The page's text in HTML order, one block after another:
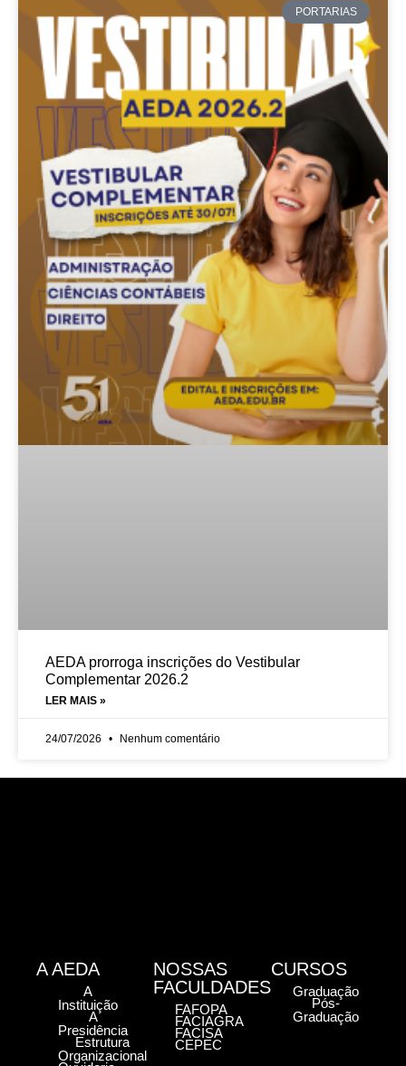
PORTARIAS
AEDA prorroga inscrições do Vestibular
Complementar 2026.2
LER MAIS »
24/07/2026 Nenhum comentário
A AEDA
A
Instituição
A
Presidência
Estrutura
Organizacional
NOSSAS
FACULDADES
FAFOPA
FACIAGRA
FACISA
CEPEC
CURSOS
Graduação
Pós-
Graduação